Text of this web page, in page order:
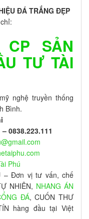
ĐÁ TRẮNG ĐẸP
CP SẢN
TƯ TÀI
nghệ truyền thống
Bình.
0838.223.111
Phú
– Đơn vị tư vấn, chế
NHIÊN, NHANG ÁN
ĐÁ, CUỐN THƯ
hàng đầu tại Việt